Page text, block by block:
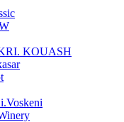
KOUASH